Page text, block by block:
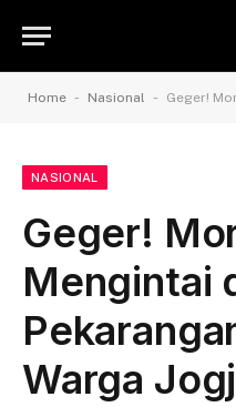
Home - Nasional - Geger! Mortir
NASIONAL
Geger!
Mengintai
Warga